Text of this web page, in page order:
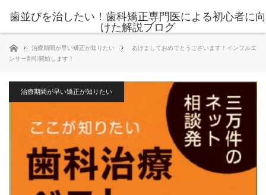
歯並びを治したい！歯科矯正専門医による初心者に向
けた解説ブログ
ホーム治療期間が早い矯正が知りたい
あけましておめでとうございます！インフルエ
ンサー割引開始します！
治療期間が早い矯正が知りたい